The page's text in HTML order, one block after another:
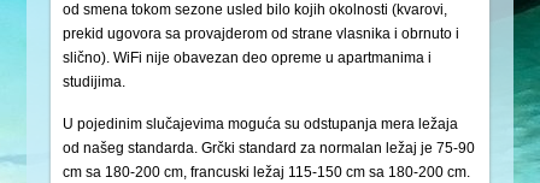
od smena tokom sezone usled bilo kojih okolnosti (kvarovi,
prekid ugovora sa provajderom od strane vlasnika i obrnuto i
slično). WiFi nije obavezan deo opreme u apartmanima i
studijima.
U pojedinim slučajevima moguća su odstupanja mera ležaja
od našeg standarda. Grčki standard za normalan ležaj je 75-90
cm sa 180-200 cm, francuski ležaj 115-150 cm sa 180-200 cm.